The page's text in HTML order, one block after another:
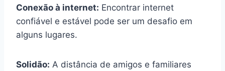
Conexão à internet: Encontrar internet
confiável e estável pode ser um desafio em
alguns lugares.
Solidão: A distância de amigos e familiares